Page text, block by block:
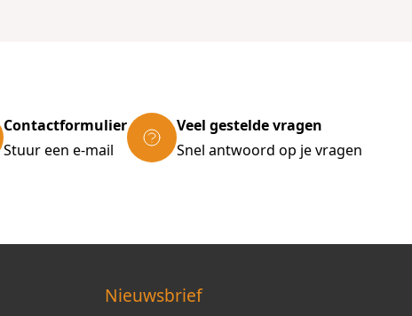
Contactformulier
Stuur een e-mail
Veel gestelde vragen
Snel antwoord op je vragen
Nieuwsbrief